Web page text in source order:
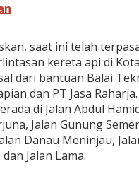
saat ini telah
kereta api di
dari bantuan Balai
dan PT Jasa
di Jalan Abdul
Jalan Gunung
Danau Meninjau,
Jalan Lama.